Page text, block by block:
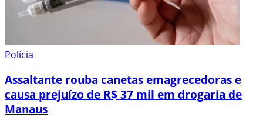
Polícia
Assaltante rouba canetas emagrecedoras e
causa prejuízo de R$ 37 mil em drogaria de
Manaus